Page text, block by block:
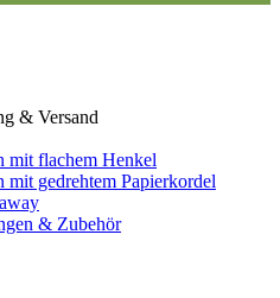
& Versand
mit flachem Henkel
mit gedrehtem Papierkordel
& Zubehör